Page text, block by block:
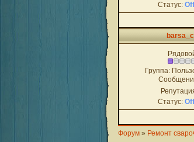
Статус:
Группа:
Статус:
Форум » Ремонт